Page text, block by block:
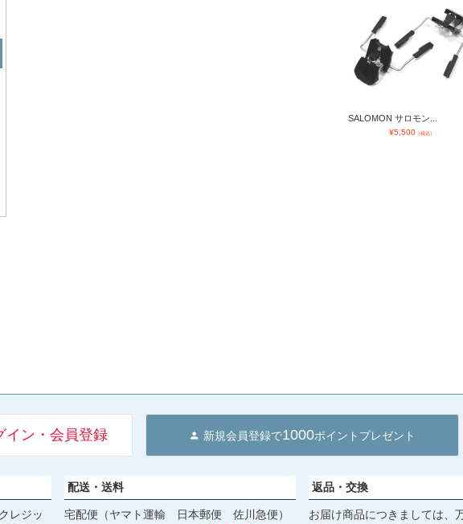
SALOMON サロモン...
¥5,500（税込）
イン・会員登録 新規会員登録で1000ポイントプレゼント
レジッ
配送・送料
宅配便（ヤマト運輸 日本郵便 佐川急便）
返品・交換
お届け商品につきましては、